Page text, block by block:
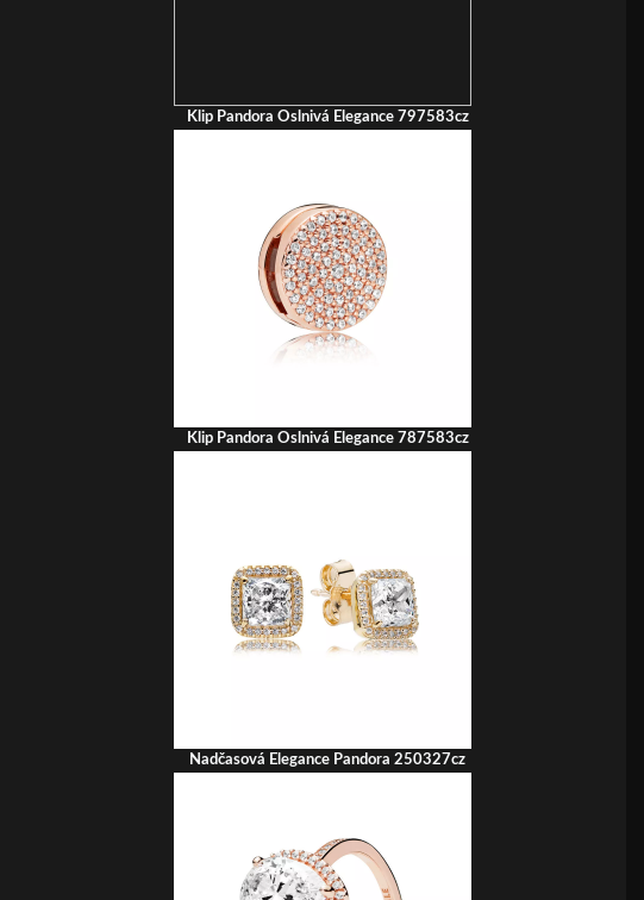
Klip Pandora Oslnivá Elegance 797583cz
Klip Pandora Oslnivá Elegance 787583cz
Nadčasová Elegance Pandora 250327cz